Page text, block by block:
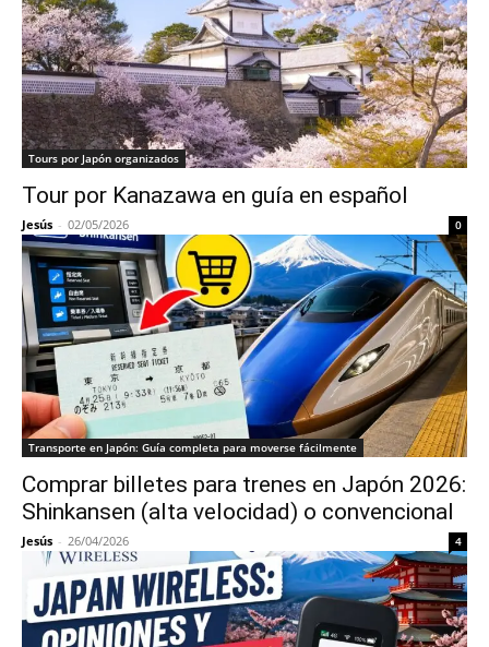
Tours por Japón organizados
Tour por Kanazawa en guía en español
Jesús - 02/05/2026 0
Transporte en Japón: Guía completa para moverse fácilmente
Comprar billetes para trenes en Japón 2026:
Shinkansen (alta velocidad) o convencional
Jesús - 26/04/2026 4